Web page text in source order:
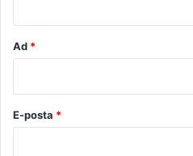
Ad *
E-posta *